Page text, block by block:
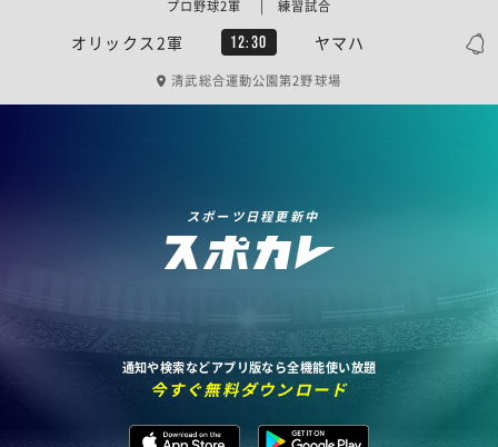
オリックス2軍 12:30 ヤマハ
プロ野球2軍 | 練習試合
清武総合運動公園第2野球場
スポーツ日程更新中
通知や検索などアプリ版なら全機能使い放題
今すぐ無料ダウンロード